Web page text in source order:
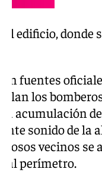
edificio,
fuentes
los
acumulación
sonido de la
vecinos
al perímetro.